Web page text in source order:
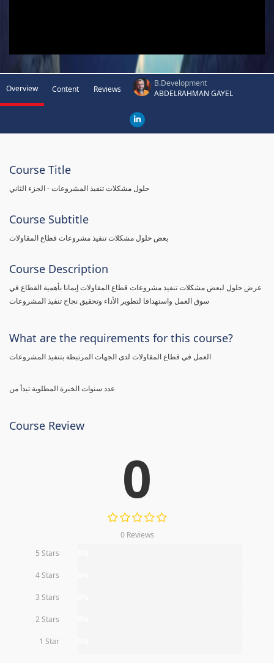
Overview Content Reviews
B.Development
ABDELRAHMAN GAYEL
Course Title
حلول مشكلات تنفيذ المشروعات - الجزء الثاني
Course Subtitle
بعض حلول مشكلات تنفيذ مشروعات قطاع المقاولات
Course Description
عرض حلول لبعض مشكلات تنفيذ مشروعات قطاع المقاولات إيمانا بأهمية القطاع في
سوق العمل واستهدافا لتطوير الأداء وتحقيق نجاح تنفيذ المشروعات
What are the requirements for this course?
عدد سنوات الخبرة المطلوبة تبدأ من
Course Review
0
0 Reviews
5 Stars
4 Stars
3 Stars
2 Stars
1 Star